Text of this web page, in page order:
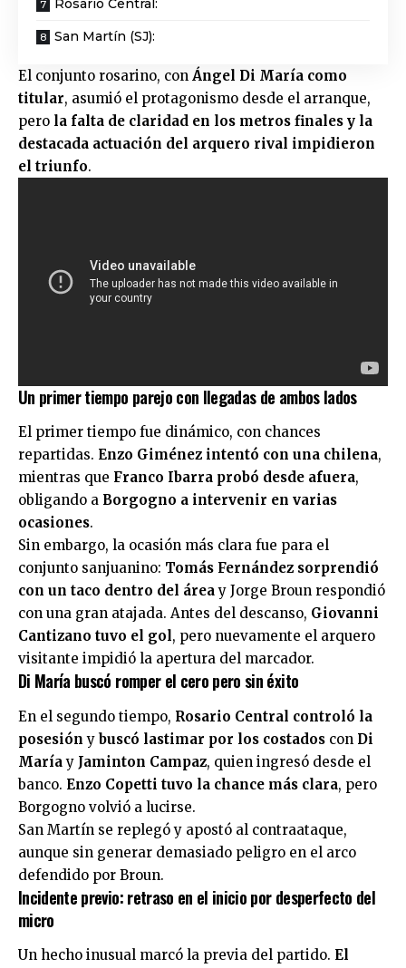
Rosario Central:
San Martín (SJ):
El conjunto rosarino, con Ángel Di María como
titular, asumió el protagonismo desde el arranque,
pero la falta de claridad en los metros finales y la
destacada actuación del arquero rival impidieron
el triunfo.
Un primer tiempo parejo con llegadas de ambos lados
El primer tiempo fue dinámico, con chances
repartidas. Enzo Giménez intentó con una chilena,
mientras que Franco Ibarra probó desde afuera,
obligando a Borgogno a intervenir en varias
ocasiones.
Sin embargo, la ocasión más clara fue para el
conjunto sanjuanino: Tomás Fernández sorprendió
con un taco dentro del áreay Jorge Broun respondió
con una gran atajada. Antes del descanso, Giovanni
Cantizano tuvo el gol, pero nuevamente el arquero
visitante impidió la apertura del marcador.
Di María buscó romper el cero pero sin éxito
En el segundo tiempo, Rosario Central controló la
posesión y buscó lastimar por los costados con Di
Maríay Jaminton Campaz, quien ingresó desde el
banco. Enzo Copetti tuvo la chance más clara, pero
Borgogno volvió a lucirse.
San Martín se replegó y apostó al contraataque,
aunque sin generar demasiado peligro en el arco
defendido por Broun.
Incidente previo: retraso en el inicio por desperfecto del
micro
Un hecho inusual marcó la previa del partido. El